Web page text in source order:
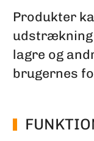
Produkter
udstrækning
lagre og
brugernes